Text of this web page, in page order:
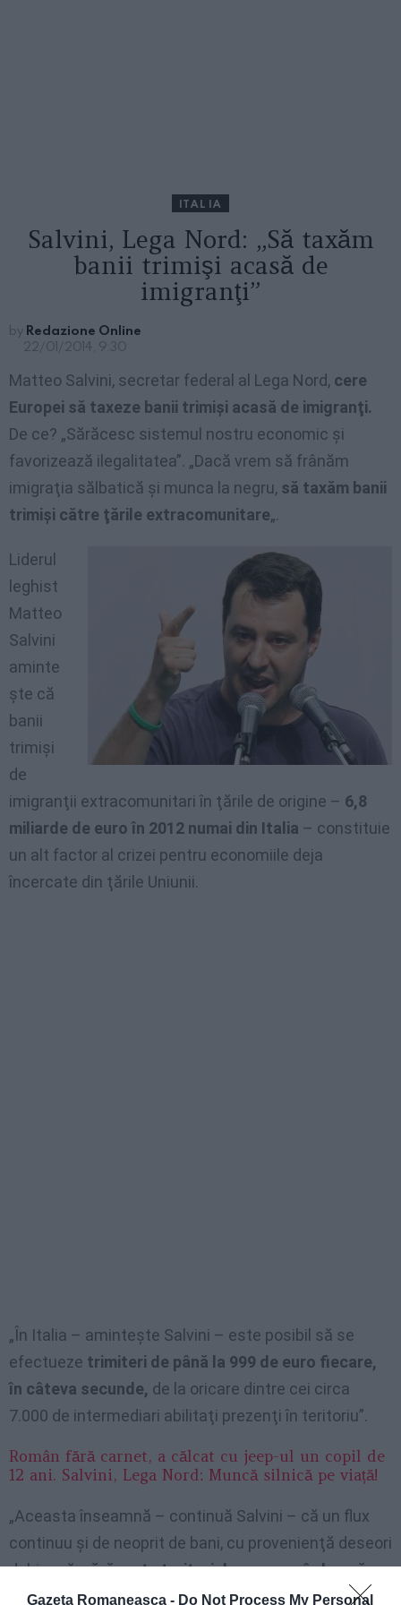
Gazeta Romaneasca - Do Not Process My Personal
ITALIA
Salvini, Lega Nord: „Să taxăm
banii trimişi acasă de
imigranţi”
by Redazione Online
22/01/2014, 9:30
Matteo Salvini, secretar federal al Lega Nord, cere
Europei să taxeze banii trimişi acasă de imigranţi.
De ce? „Sărăcesc sistemul nostru economic şi
favorizează ilegalitatea”. „Dacă vrem să frânăm
imigraţia sălbatică şi munca la negru, să taxăm banii
trimişi către ţările extracomunitare„.
Liderul
leghist
Matteo
Salvini
aminte
şte că
banii
trimişi
de
imigranţii extracomunitari în ţările de origine – 6,8
miliarde de euro în 2012 numai din Italia – constituie
un alt factor al crizei pentru economiile deja
încercate din ţările Uniunii.
„În Italia – aminteşte Salvini – este posibil să se
efectueze trimiteri de până la 999 de euro fiecare,
în câteva secunde, de la oricare dintre cei circa
7.000 de intermediari abilitaţi prezenţi în teritoriu”.
Român fără carnet, a călcat cu jeep-ul un copil de
12 ani. Salvini, Lega Nord: Muncă silnică pe viață!
„Aceasta înseamnă – continuă Salvini – că un flux
continuu şi de neoprit de bani, cu provenienţă deseori
dubioasă,părăseşte teritoriul european în loc să
rămână în circulaţieşi să sprijine cererea internă.